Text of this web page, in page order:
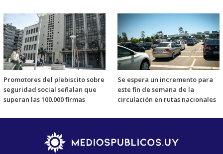
Promotores del plebiscito sobre
seguridad social señalan que
superan las 100.000 firmas
Se espera un incremento para
este fin de semana de la
circulación en rutas nacionales